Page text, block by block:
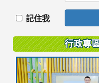
記住我
行政專